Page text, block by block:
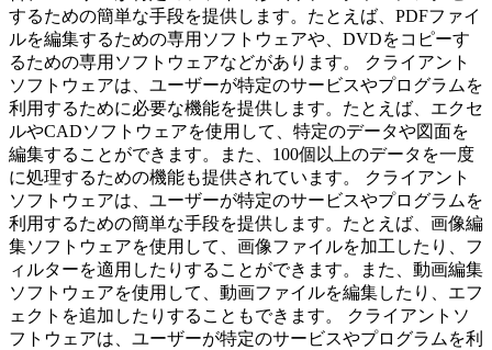
するための簡単な手段を提供します。たとえば、PDFファイ
ルを編集するための専用ソフトウェアや、DVDをコピーす
るための専用ソフトウェアなどがあります。 クライアント
ソフトウェアは、ユーザーが特定のサービスやプログラムを
利用するために必要な機能を提供します。たとえば、エクセ
ルやCADソフトウェアを使用して、特定のデータや図面を
編集することができます。また、100個以上のデータを一度
に処理するための機能も提供されています。 クライアント
ソフトウェアは、ユーザーが特定のサービスやプログラムを
利用するための簡単な手段を提供します。たとえば、画像編
集ソフトウェアを使用して、画像ファイルを加工したり、フ
ィルターを適用したりすることができます。また、動画編集
ソフトウェアを使用して、動画ファイルを編集したり、エフ
ェクトを追加したりすることもできます。 クライアントソ
フトウェアは、ユーザーが特定のサービスやプログラムを利